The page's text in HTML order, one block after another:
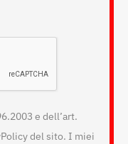
e dell’art.
del sito. I miei